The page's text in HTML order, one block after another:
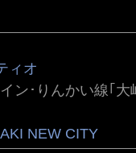
ィオ
ン･りんかい線｢大
NEW CITY